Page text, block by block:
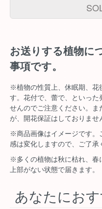
お送りする植物に
事項です。
※植物の性質上、休眠期、花
す。花付で、蕾で、といった
せんのでご注意ください。
が、開花保証はしておりませ
※商品画像はイメージです。
感は変化しますので、ご了承
※多くの植物は秋に枯れ、春
上部がない状態で届きます。
あなたにお